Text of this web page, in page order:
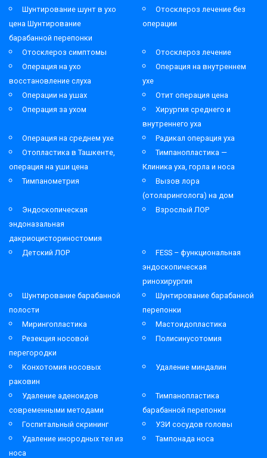
Шунтирование шунт в ухо
цена Шунтирование
барабанной перепонки
Отосклероз лечение без
операции
Отосклероз симптомы
Отосклероз лечение
Операция на ухо
восстановление слуха
Операция на внутреннем
ухе
Операции на ушах
Отит операция цена
Операция за ухом
Хирургия среднего и
внутреннего уха
Операция на среднем ухе
Радикал операция уха
Отопластика в Ташкенте,
операция на уши цена
Тимпанопластика —
Клиника уха, горла и носа
Тимпанометрия
Вызов лора
(отоларинголога) на дом
Эндоскопическая
эндоназальная
дакриоцисториностомия
Взрослый ЛОР
Детский ЛОР
FESS – функциональная
эндоскопическая
ринохирургия
Шунтирование барабанной
полости
Шунтирование барабанной
перепонки
Мирингопластика
Мастоидопластика
Резекция носовой
перегородки
Полисинусотомия
Конхотомия носовых
раковин
Удаление миндалин
Удаление аденоидов
современными методами
Тимпанопластика
барабанной перепонки
Госпитальный скрининг
УЗИ сосудов головы
Удаление инородных тел из
носа
Тампонада носа